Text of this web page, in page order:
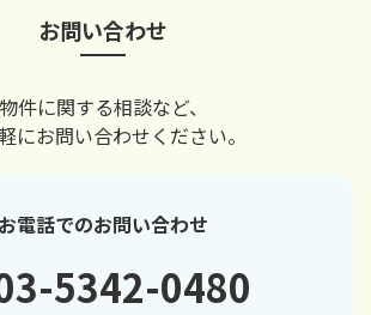
お問い合わせ
物件に関する相談など、
にお問い合わせください。
お電話でのお問い合わせ
5342-0480